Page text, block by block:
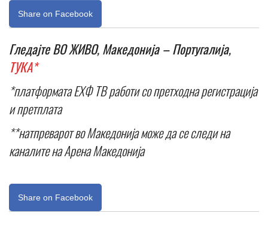
Share on Facebook
Гледајте ВО ЖИВО, Македонија – Португалија,
ТУКА*
*платформата ЕХФ ТВ работи со претходна регистрација
и претплата
**натпреварот во Македонија може да се следи на
каналите на Арена Македонија
Share on Facebook